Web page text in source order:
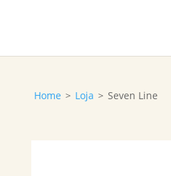
Home > Loja > Seven Line